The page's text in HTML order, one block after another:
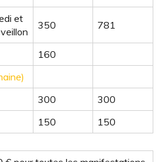
et
350 781
160
300
300
150 150